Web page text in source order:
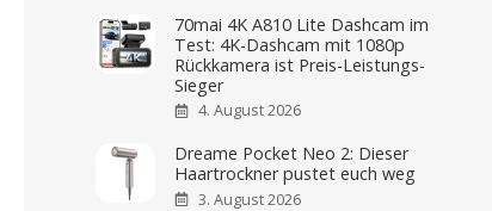
70mai 4K A810 Lite Dashcam im
Test: 4K-Dashcam mit 1080p
Rückkamera ist Preis-Leistungs-
Sieger
4. August 2026
Dreame Pocket Neo 2: Dieser
Haartrockner pustet euch weg
3. August 2026